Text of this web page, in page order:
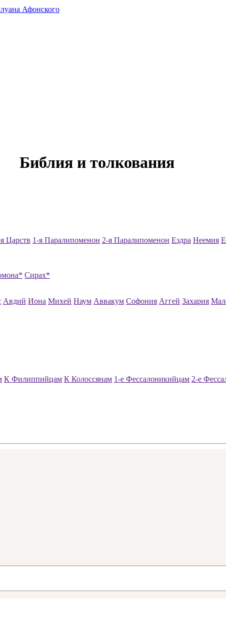
Афонского
Библия и толкования
Царств 1-я Паралипоменон 2-я Паралипоменон Ездра Неемия
Сирах*
Авдий Иона Михей Наум Аввакум Софония Аггей Захария
К Филиппийцам К Колоссянам 1-е Фессалоникийцам 2-е